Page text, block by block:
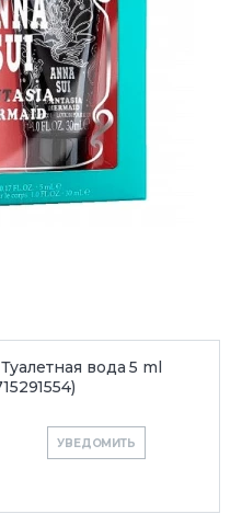
вода 5 ml
УВЕДОМИТЬ